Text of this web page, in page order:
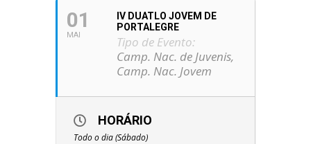
01
MAI
IV DUATLO JOVEM DE
PORTALEGRE
Tipo de Evento:
Camp. Nac. de Juvenis,
Camp. Nac. Jovem
HORÁRIO
Todo o dia (Sábado)